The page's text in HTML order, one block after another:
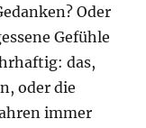
Oder
Gefühle
das,
oder die
immer